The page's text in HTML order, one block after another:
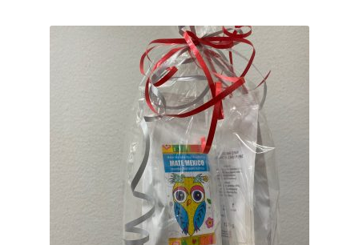
valinnat
tuotteen
sivulla.